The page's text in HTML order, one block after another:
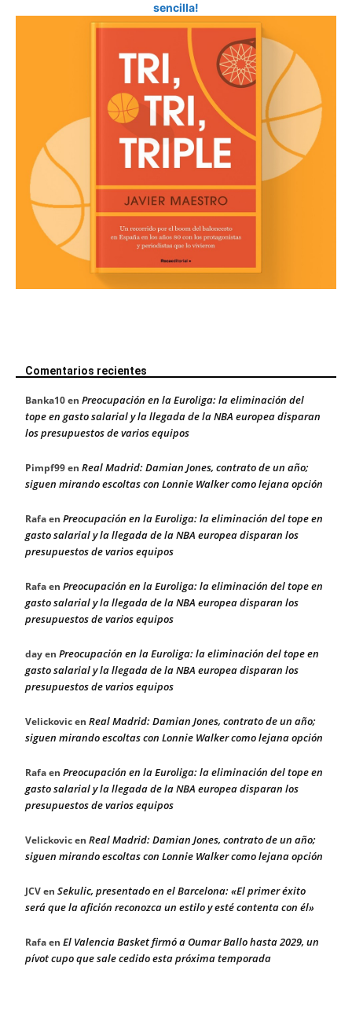
sencilla!
Comentarios recientes
Banka10en Preocupación en la Euroliga: la eliminación del
tope en gasto salarial y la llegada de la NBA europea disparan
los presupuestos de varios equipos
Pimpf99en Real Madrid: Damian Jones, contrato de un año;
siguen mirando escoltas con Lonnie Walker como lejana opción
Rafaen Preocupación en la Euroliga: la eliminación del tope en
gasto salarial y la llegada de la NBA europea disparan los
presupuestos de varios equipos
Rafaen Preocupación en la Euroliga: la eliminación del tope en
gasto salarial y la llegada de la NBA europea disparan los
presupuestos de varios equipos
dayen Preocupación en la Euroliga: la eliminación del tope en
gasto salarial y la llegada de la NBA europea disparan los
presupuestos de varios equipos
Velickovicen Real Madrid: Damian Jones, contrato de un año;
siguen mirando escoltas con Lonnie Walker como lejana opción
Rafaen Preocupación en la Euroliga: la eliminación del tope en
gasto salarial y la llegada de la NBA europea disparan los
presupuestos de varios equipos
Velickovicen Real Madrid: Damian Jones, contrato de un año;
siguen mirando escoltas con Lonnie Walker como lejana opción
JCVen Sekulic, presentado en el Barcelona: «El primer éxito
será que la afición reconozca un estilo y esté contenta con él»
Rafaen El Valencia Basket firmó a Oumar Ballo hasta 2029, un
pívot cupo que sale cedido esta próxima temporada